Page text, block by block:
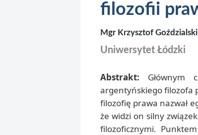
filozofii
Mgr Krzysztof Goździalski
Uniwersytet Łódzki
Abstrakt: Głównym
argentyńskiego filozofa
filozofię prawa nazwał
że widzi on silny
filozoficznymi.